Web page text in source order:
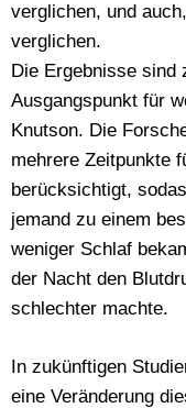
verglichen, und
verglichen.
Die Ergebnisse sind
Ausgangspunkt für
Knutson. Die
mehrere Zeitpunkte
berücksichtigt,
jemand zu einem
weniger Schlaf
der Nacht den
schlechter machte.
In zukünftigen
eine Veränderung